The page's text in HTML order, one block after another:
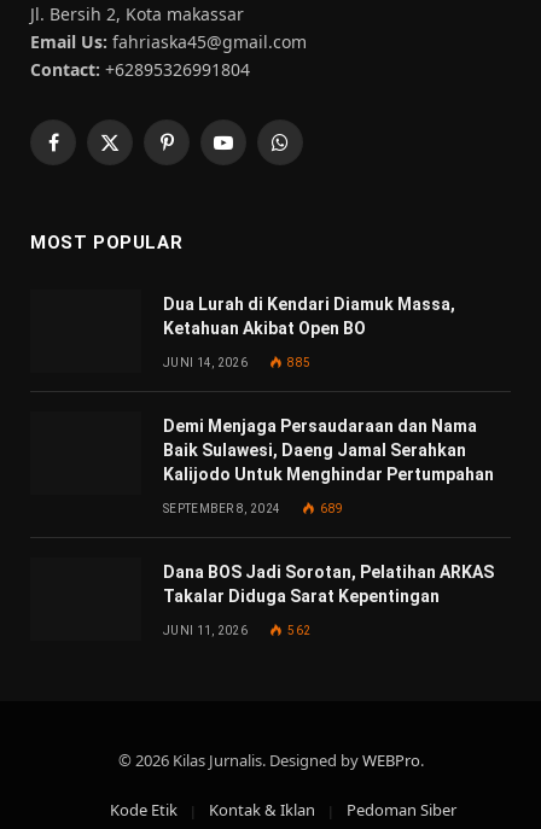
Jl. Bersih 2, Kota makassar
Email Us: fahriaska45@gmail.com
Contact: +62895326991804
Facebook
X
PinterestYouTubeWhatsApp
MOST POPULAR
Dua Lurah di Kendari Diamuk Massa,
Ketahuan Akibat Open BO
JUNI 14, 2026 885
Demi Menjaga Persaudaraan dan Nama
Baik Sulawesi, Daeng Jamal Serahkan
Kalijodo Untuk Menghindar Pertumpahan
SEPTEMBER 8, 2024 689
Dana BOS Jadi Sorotan, Pelatihan ARKAS
Takalar Diduga Sarat Kepentingan
JUNI 11, 2026 562
© 2026 Kilas Jurnalis. Designed byWEBPro.
Kode Etik Kontak & Iklan Pedoman Siber